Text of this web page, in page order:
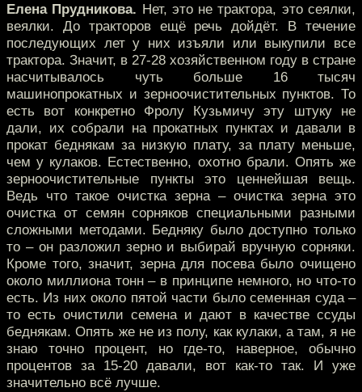
Елена Прудникова. Нет, это не трактора, это сеялки,
веялки. До тракторов ещё речь дойдёт. В течение
последующих лет у них изъяли или выкупили все
трактора. Значит, в 27-28 хозяйственном году в стране
насчитывалось чуть больше 16 тысяч
машинопрокатных и зерноочистительных пунктов. То
есть вот конкретно Фролу Кузьмичу эту штуку не
дали, их собрали на прокатных пунктах и давали в
прокат беднякам за низкую плату, за плату меньше,
чем у кулаков. Естественно, охотно брали. Опять же
зерноочистительные пункты это ценнейшая вещь.
Ведь что такое очистка зерна – очистка зерна это
очистка от семян сорняков специальными разными
сложными методами. Бедняку было доступно только
то – он разложил зерно и выбирай вручную сорняки.
Кроме того, значит, зерна для посева было очищено
около миллиона тонн – в принципе немного, но что-то
есть. Из них около пятой части было семенная суда –
то есть очистили семена и дают в качестве ссуды
беднякам. Опять же не из полу, как кулаки, а там, я не
знаю точно процент, но где-то, наверное, обычно
процентов за 15-20 давали, вот как-то так. И уже
значительно всё лучше.